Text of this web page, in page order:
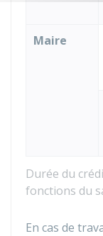
Durée du
fonctions du
Maire
En cas de